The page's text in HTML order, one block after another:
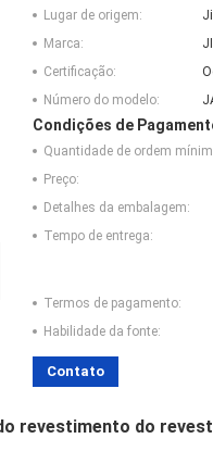
Lugar de origem:
Marca:
Certificação:
Número do modelo:
Condições de
Quantidade de ordem
Preço:
Detalhes da embalagem:
Tempo de entrega:
Termos de pagamento:
Habilidade da fonte:
Contato
revestimento do